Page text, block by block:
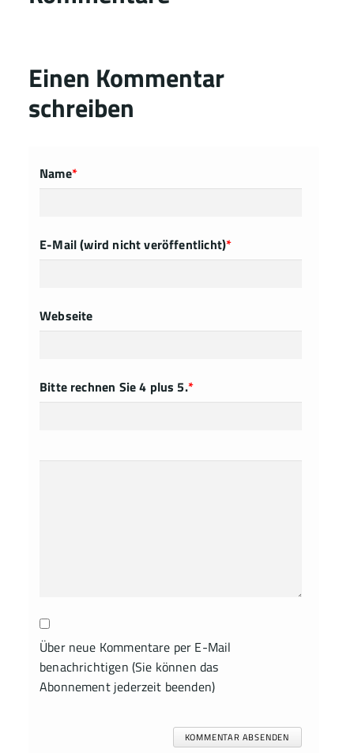
Einen Kommentar
schreiben
Name*
E-Mail (wird nicht veröffentlicht)*
Webseite
Bitte rechnen Sie 4 plus 5.*
Über neue Kommentare per E-Mail
benachrichtigen (Sie können das
Abonnement jederzeit beenden)